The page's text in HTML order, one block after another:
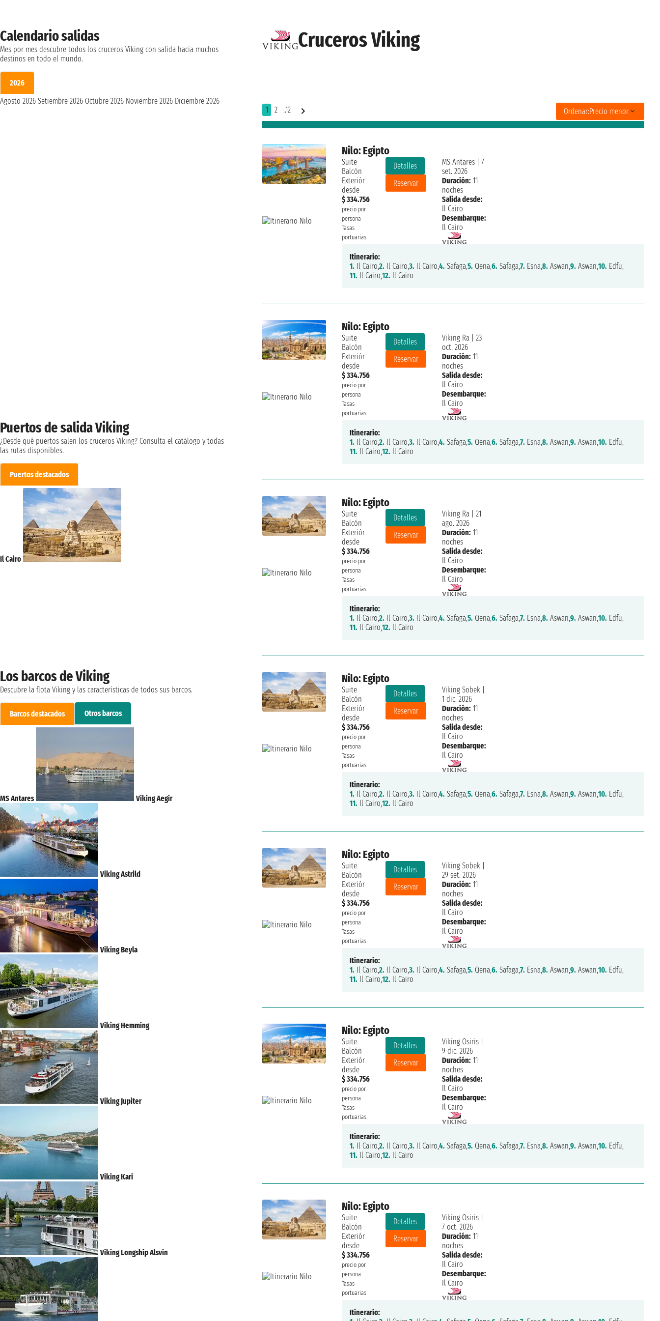
Cruceros Viking
1 2 ..12 Ordenar:Precio menor
Nilo: Egipto
Suite
Balcón
Exteriór
desde
$ 334.756
precio por
persona
Tasas
portuarias
Detalles
Reservar
MS Antares| 7
set. 2026
Duración: 11
noches
Salida desde:
Il Cairo
Desembarque:
Il Cairo
Itinerario:
1. Il Cairo,2. Il Cairo,3. Il Cairo,4. Safaga,5. Qena,6. Safaga,7. Esna,8. Aswan,9. Aswan,10. Edfu,
11. Il Cairo,12. Il Cairo
Nilo: Egipto
Suite
Balcón
Exteriór
desde
$ 334.756
precio por
persona
Tasas
portuarias
Detalles
Reservar
Viking Ra| 23
oct. 2026
Duración: 11
noches
Salida desde:
Il Cairo
Desembarque:
Il Cairo
Itinerario:
1. Il Cairo,2. Il Cairo,3. Il Cairo,4. Safaga,5. Qena,6. Safaga,7. Esna,8. Aswan,9. Aswan,10. Edfu,
11. Il Cairo,12. Il Cairo
Nilo: Egipto
Suite
Balcón
Exteriór
desde
$ 334.756
precio por
persona
Tasas
portuarias
Detalles
Reservar
Viking Ra| 21
ago. 2026
Duración: 11
noches
Salida desde:
Il Cairo
Desembarque:
Il Cairo
Itinerario:
1. Il Cairo,2. Il Cairo,3. Il Cairo,4. Safaga,5. Qena,6. Safaga,7. Esna,8. Aswan,9. Aswan,10. Edfu,
11. Il Cairo,12. Il Cairo
Nilo: Egipto
Suite
Balcón
Exteriór
desde
$ 334.756
precio por
persona
Tasas
portuarias
Detalles
Reservar
Viking Sobek|
1 dic. 2026
Duración: 11
noches
Salida desde:
Il Cairo
Desembarque:
Il Cairo
Itinerario:
1. Il Cairo,2. Il Cairo,3. Il Cairo,4. Safaga,5. Qena,6. Safaga,7. Esna,8. Aswan,9. Aswan,10. Edfu,
11. Il Cairo,12. Il Cairo
Nilo: Egipto
Suite
Balcón
Exteriór
desde
$ 334.756
precio por
persona
Tasas
portuarias
Detalles
Reservar
Viking Sobek|
29 set. 2026
Duración: 11
noches
Salida desde:
Il Cairo
Desembarque:
Il Cairo
Itinerario:
1. Il Cairo,2. Il Cairo,3. Il Cairo,4. Safaga,5. Qena,6. Safaga,7. Esna,8. Aswan,9. Aswan,10. Edfu,
11. Il Cairo,12. Il Cairo
Nilo: Egipto
Suite
Balcón
Exteriór
desde
$ 334.756
precio por
persona
Tasas
portuarias
Detalles
Reservar
Viking Osiris|
9 dic. 2026
Duración: 11
noches
Salida desde:
Il Cairo
Desembarque:
Il Cairo
Itinerario:
1. Il Cairo,2. Il Cairo,3. Il Cairo,4. Safaga,5. Qena,6. Safaga,7. Esna,8. Aswan,9. Aswan,10. Edfu,
11. Il Cairo,12. Il Cairo
Nilo: Egipto
Suite
Balcón
Exteriór
desde
$ 334.756
precio por
persona
Tasas
portuarias
Detalles
Reservar
Viking Osiris|
7 oct. 2026
Duración: 11
noches
Salida desde:
Il Cairo
Desembarque:
Il Cairo
Itinerario:
Calendario salidas
Mes por mes descubre todos los cruceros Viking con salida hacia muchos
destinos en todo el mundo.
2026
Agosto 2026 Setiembre 2026 Octubre 2026 Noviembre 2026 Diciembre 2026
Puertos de salida Viking
¿Desde qué puertos salen los cruceros Viking? Consulta el catálogo y todas
las rutas disponibles.
Puertos destacados
Il Cairo
Los barcos de Viking
Descubre la flota Viking y las características de todos sus barcos.
Barcos destacados Otros barcos
MS Antares Viking Aegir
Viking Astrild
Viking Beyla
Viking Hemming
Viking Jupiter
Viking Kari
Viking Longship Alsvin